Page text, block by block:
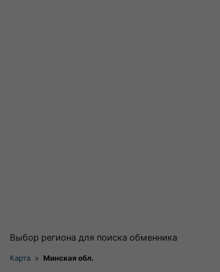
Выбор региона для поиска обменника
Карта > Минская обл.